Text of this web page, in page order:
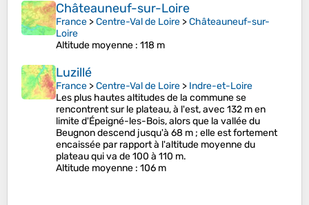
Châteauneuf-sur-Loire
France >Centre-Val de Loire >Châteauneuf-sur-
Loire
Altitude moyenne : 118 m
Luzillé
France >Centre-Val de Loire > Indre-et-Loire
Les plus hautes altitudes de la commune se
rencontrent sur le plateau, à l'est, avec 132 m en
limite d'Épeigné-les-Bois, alors que la vallée du
Beugnon descend jusqu'à 68 m ; elle est fortement
encaissée par rapport à l'altitude moyenne du
plateau qui va de 100 à 110 m.
Altitude moyenne : 106 m